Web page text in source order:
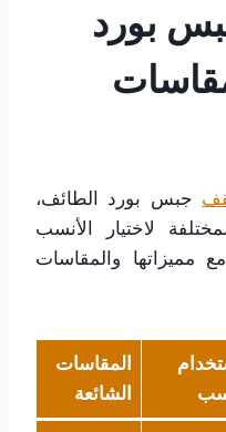
بورد
جبس بورد الطائف،
لاختيار الأنسب
مميزاتها والمقاسات
المقاسات
الشائعة